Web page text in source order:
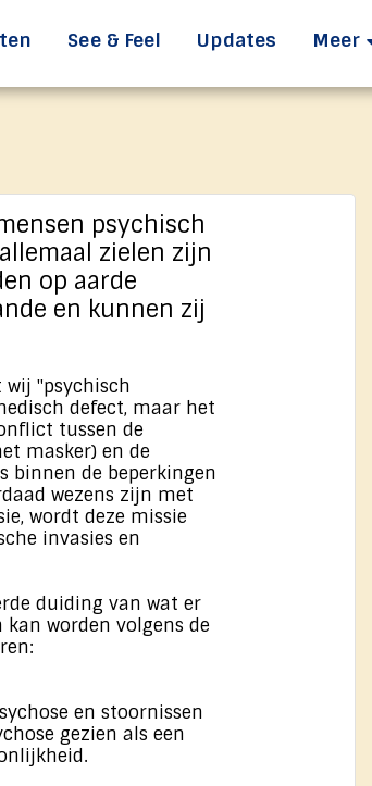
See & Feel Updates Meer
psychisch
zielen zijn
op aarde
en kunnen zij
wij "psychisch
defect, maar het
tussen de
masker) en de
binnen de beperkingen
wezens zijn met
wordt deze missie
invasies en
duiding van wat er
worden volgens de
en stoornissen
gezien als een